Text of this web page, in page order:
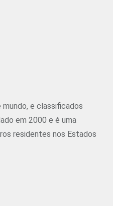
mundo, e classificados
em 2000 e é uma
residentes nos Estados